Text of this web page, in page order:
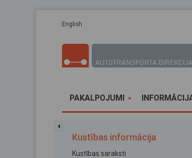
English
PAKALPOJUMI
Kustības informācija
Kustības saraksti